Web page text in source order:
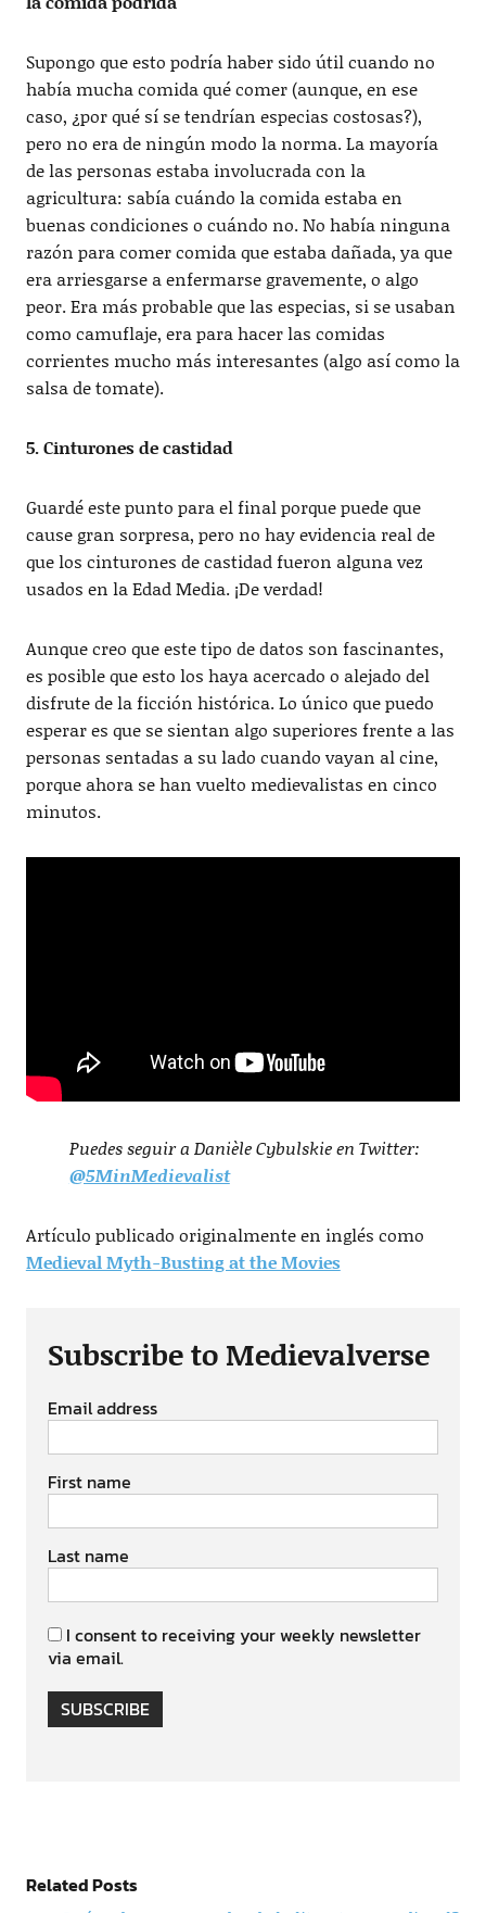
Supongo que esto podría haber sido útil cuando no
había mucha comida qué comer (aunque, en ese
caso, ¿por qué sí se tendrían especias costosas?),
pero no era de ningún modo la norma. La mayoría
de las personas estaba involucrada con la
agricultura: sabía cuándo la comida estaba en
buenas condiciones o cuándo no. No había ninguna
razón para comer comida que estaba dañada, ya que
era arriesgarse a enfermarse gravemente, o algo
peor. Era más probable que las especias, si se usaban
como camuflaje, era para hacer las comidas
corrientes mucho más interesantes (algo así como la
salsa de tomate).
5. Cinturones de castidad
Guardé este punto para el final porque puede que
cause gran sorpresa, pero no hay evidencia real de
que los cinturones de castidad fueron alguna vez
usados en la Edad Media. ¡De verdad!
Aunque creo que este tipo de datos son fascinantes,
es posible que esto los haya acercado o alejado del
disfrute de la ficción histórica. Lo único que puedo
esperar es que se sientan algo superiores frente a las
personas sentadas a su lado cuando vayan al cine,
porque ahora se han vuelto medievalistas en cinco
minutos.
Puedes seguir a Danièle Cybulskie en Twitter:
@5MinMedievalist
Artículo publicado originalmente en inglés como
Medieval Myth-Busting at the Movies
Subscribe to Medievalverse
Email address
First name
Last name
I consent to receiving your weekly newsletter
via email.
SUBSCRIBE
Related Posts